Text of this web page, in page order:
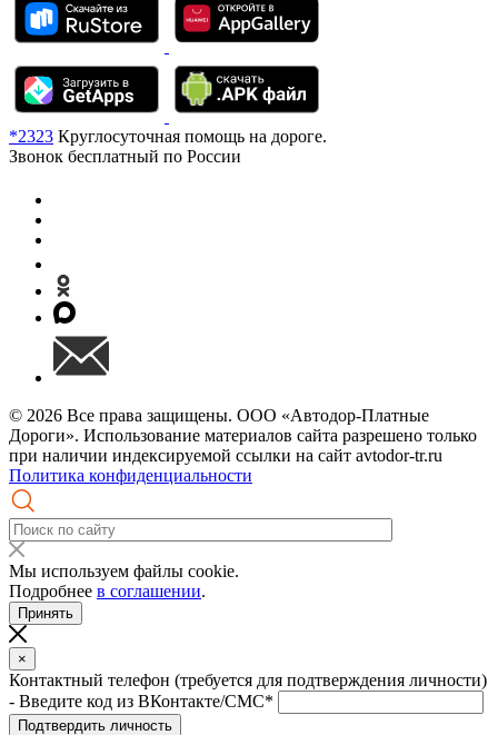
*2323 Круглосуточная помощь на дороге.
Звонок бесплатный по России
© 2026 Все права защищены. ООО «Автодор-Платные
Дороги». Использование материалов сайта разрешено только
при наличии индексируемой ссылки на сайт avtodor-tr.ru
Политика конфиденциальности
Мы используем файлы cookie.
Подробнее в соглашении.
Принять
×
Контактный телефон (требуется для подтверждения личности)
- Введите код из ВКонтакте/СМС*
Подтвердить личность